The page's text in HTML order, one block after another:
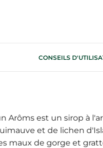
CONSEILS
Arôms est un sirop à
et de lichen
maux de gorge et